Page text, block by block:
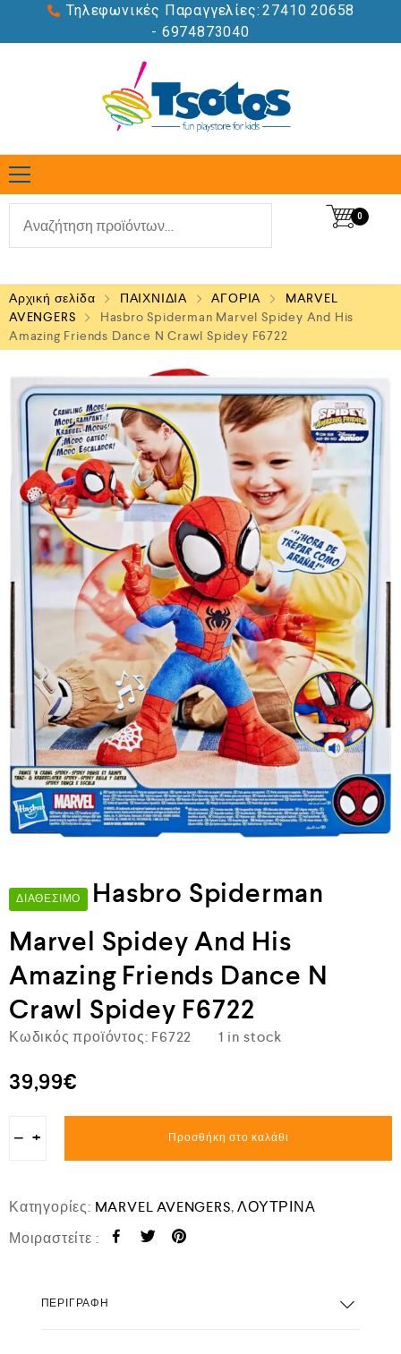
Τηλεφωνικές Παραγγελίες: 27410 20658
- 6974873040
0
Αρχική σελίδα ΠΑΙΧΝΙΔΙΑ ΑΓΟΡΙΑ
MARVEL
AVENGERS
Hasbro Spiderman Marvel Spidey And His
Amazing Friends Dance N Crawl Spidey F6722
ΔΙΑΘΈΣΙΜΟ
Hasbro Spiderman
Marvel Spidey And His
Amazing Friends Dance N
Crawl Spidey F6722
Κωδικός προϊόντος: F6722 1 in stock
39,99€
− + Προσθήκη στο καλάθι
Κατηγορίες: MARVEL AVENGERS,ΛΟΥΤΡΙΝΑ
Μοιραστείτε :
ΠΕΡΙΓΡΑΦΉ